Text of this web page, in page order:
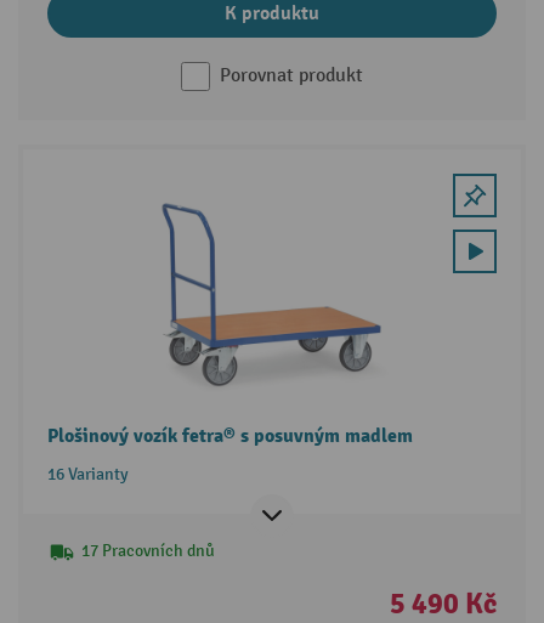
K produktu
Porovnat produkt
Plošinový vozík fetra® s posuvným madlem
16 Varianty
17 Pracovních dnů
5 490 Kč